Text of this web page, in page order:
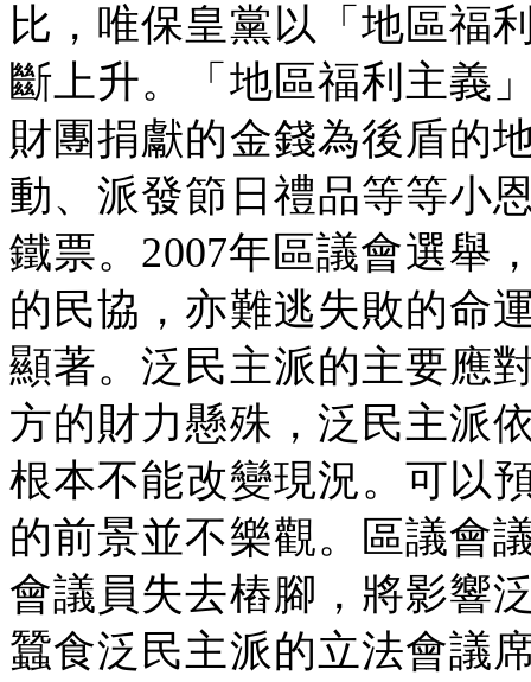
比，唯保皇黨以「地區福
斷上升。「地區福利主義
財團捐獻的金錢為後盾的
動、派發節日禮品等等小
鐵票。 2007年區議會選舉
的民協，亦難逃失敗的命
顯著。泛民主派的主要應
方的財力懸殊，泛民主派
根本不能改變現況。可以
的前景並不樂觀。區議會
會議員失去樁腳，將影響
蠶食泛民主派的立法會議